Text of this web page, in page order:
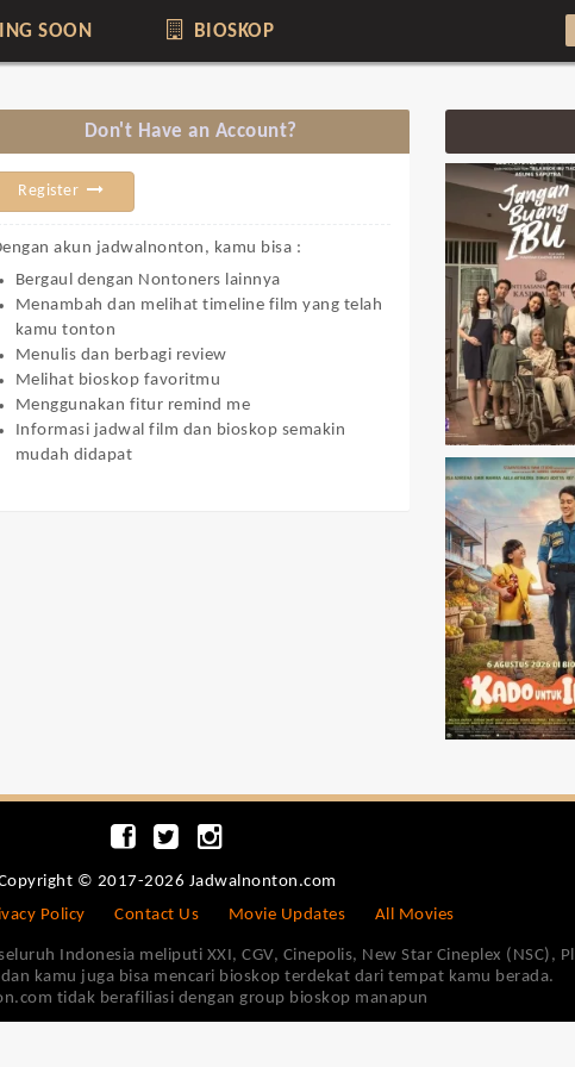
SOON BIOSKOP
Don't Have an Account?
Register
akun jadwalnonton, kamu bisa :
Bergaul dengan Nontoners lainnya
Menambah dan melihat timeline film yang telah
kamu tonton
Menulis dan berbagi review
Melihat bioskop favoritmu
Menggunakan fitur remind me
Informasi jadwal film dan bioskop semakin
mudah didapat
© 2017-2026 Jadwalnonton.com
Policy Contact Us Movie Updates All Movies
Indonesia meliputi XXI, CGV, Cinepolis, New Star Cineplex (NSC),
kamu juga bisa mencari bioskop terdekat dari tempat kamu berada.
tidak berafiliasi dengan group bioskop manapun